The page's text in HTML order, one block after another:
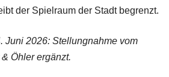
der Spielraum der Stadt begrenzt.
Juni 2026: Stellungnahme vom
Öhler ergänzt.